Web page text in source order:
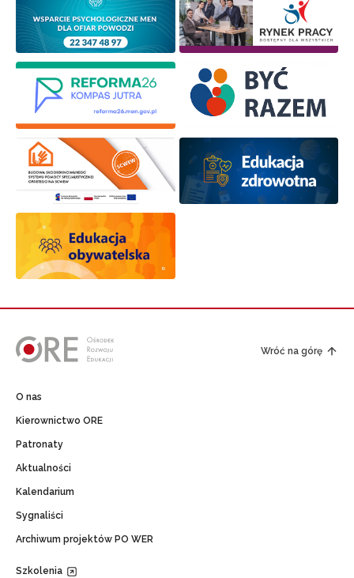
Wróć na górę
O nas
Kierownictwo ORE
Patronaty
Aktualności
Kalendarium
Sygnaliści
Archiwum projektów PO WER
Szkolenia